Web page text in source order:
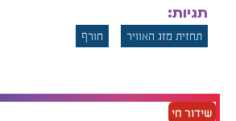
תגיות:
תחזית מזג האוויר חורף
שידור חי